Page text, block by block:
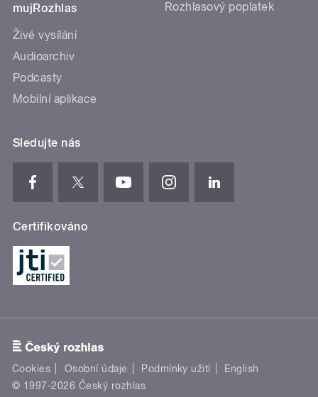
mujRozhlas
Živé vysílání
Audioarchiv
Podcasty
Mobilní aplikace
Rozhlasový poplatek
Sledujte nás
Certifikováno
Cookies Osobní údaje Podmínky užití
English
© 1997-2026 Český rozhlas